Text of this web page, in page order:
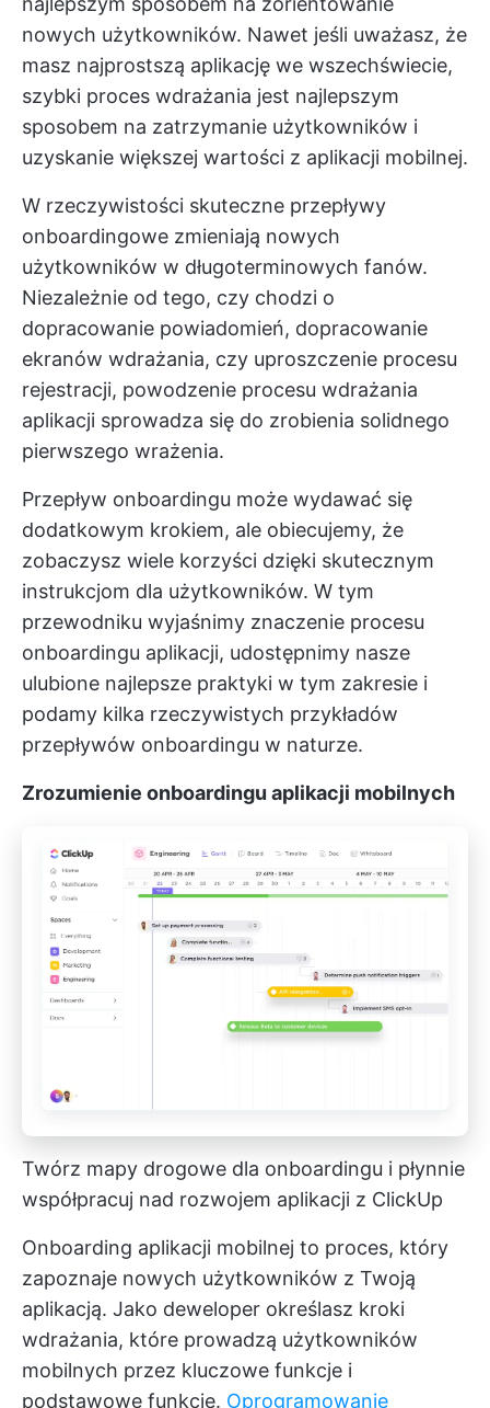
nowych użytkowników. Nawet jeśli uważasz, że
masz najprostszą aplikację we wszechświecie,
szybki proces wdrażania jest najlepszym
sposobem na zatrzymanie użytkowników i
uzyskanie większej wartości z aplikacji mobilnej.
W rzeczywistości skuteczne przepływy
onboardingowe zmieniają nowych
użytkowników w długoterminowych fanów.
Niezależnie od tego, czy chodzi o
dopracowanie powiadomień, dopracowanie
ekranów wdrażania, czy uproszczenie procesu
rejestracji, powodzenie procesu wdrażania
aplikacji sprowadza się do zrobienia solidnego
pierwszego wrażenia.
Przepływ onboardingu może wydawać się
dodatkowym krokiem, ale obiecujemy, że
zobaczysz wiele korzyści dzięki skutecznym
instrukcjom dla użytkowników. W tym
przewodniku wyjaśnimy znaczenie procesu
onboardingu aplikacji, udostępnimy nasze
ulubione najlepsze praktyki w tym zakresie i
podamy kilka rzeczywistych przykładów
przepływów onboardingu w naturze.
Zrozumienie onboardingu aplikacji mobilnych
Twórz mapy drogowe dla onboardingu i płynnie
współpracuj nad rozwojem aplikacji z ClickUp
Onboarding aplikacji mobilnej to proces, który
zapoznaje nowych użytkowników z Twoją
aplikacją. Jako deweloper określasz kroki
wdrażania, które prowadzą użytkowników
mobilnych przez kluczowe funkcje i
podstawowe funkcje. Oprogramowanie